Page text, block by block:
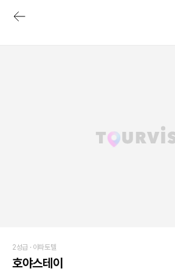
2성급 · 아파토텔
호야스테이